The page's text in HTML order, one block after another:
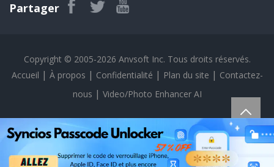
Partager
Copyright © 2005-2026 Anvsoft Inc. Tous droits réservés.
Accueil | À propos | Confidentialité | Plan du site | Contactez-
nous | Video/Photo Enhancer AI